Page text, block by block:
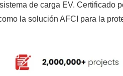
de carga EV. Certificado
la solución AFCI para la